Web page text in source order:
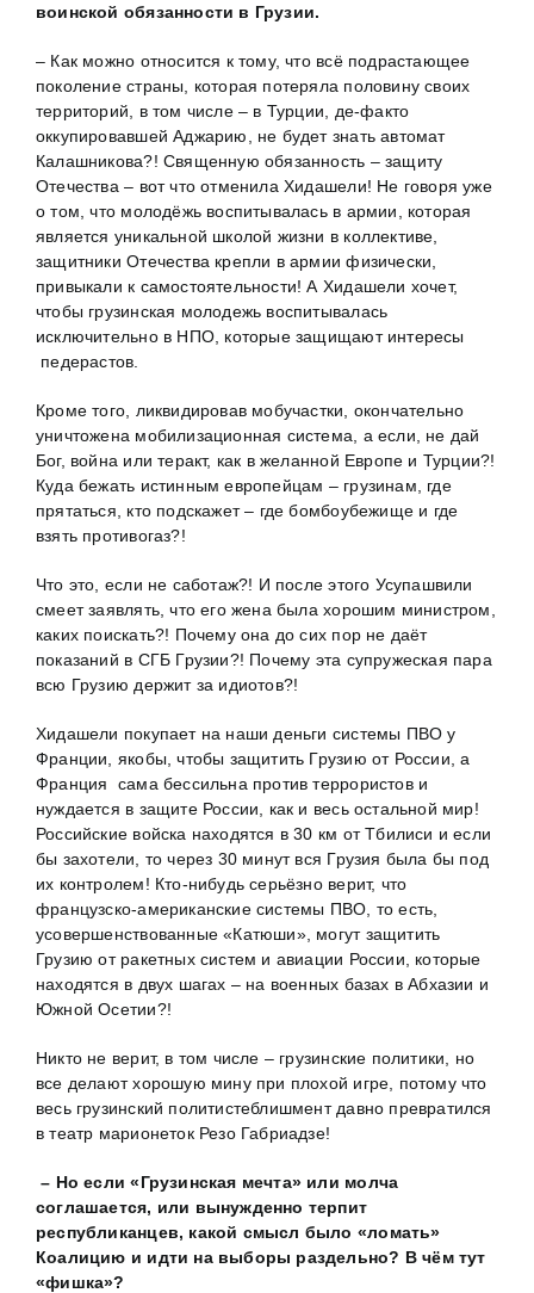
воинской обязанности в Грузии.
– Как можно относится к тому, что всё подрастающее
поколение страны, которая потеряла половину своих
территорий, в том числе – в Турции, де-факто
оккупировавшей Аджарию, не будет знать автомат
Калашникова?! Священную обязанность – защиту
Отечества – вот что отменила Хидашели! Не говоря уже
о том, что молодёжь воспитывалась в армии, которая
является уникальной школой жизни в коллективе,
защитники Отечества крепли в армии физически,
привыкали к самостоятельности! А Хидашели хочет,
чтобы грузинская молодежь воспитывалась
исключительно в НПО, которые защищают интересы
педерастов.
Кроме того, ликвидировав мобучастки, окончательно
уничтожена мобилизационная система, а если, не дай
Бог, война или теракт, как в желанной Европе и Турции?!
Куда бежать истинным европейцам – грузинам, где
прятаться, кто подскажет – где бомбоубежище и где
взять противогаз?!
Что это, если не саботаж?! И после этого Усупашвили
смеет заявлять, что его жена была хорошим министром,
каких поискать?! Почему она до сих пор не даёт
показаний в СГБ Грузии?! Почему эта супружеская пара
всю Грузию держит за идиотов?!
Хидашели покупает на наши деньги системы ПВО у
Франции, якобы, чтобы защитить Грузию от России, а
Франция сама бессильна против террористов и
нуждается в защите России, как и весь остальной мир!
Российские войска находятся в 30 км от Тбилиси и если
бы захотели, то через 30 минут вся Грузия была бы под
их контролем! Кто-нибудь серьёзно верит, что
французско-американские системы ПВО, то есть,
усовершенствованные «Катюши», могут защитить
Грузию от ракетных систем и авиации России, которые
находятся в двух шагах – на военных базах в Абхазии и
Южной Осетии?!
Никто не верит, в том числе – грузинские политики, но
все делают хорошую мину при плохой игре, потому что
весь грузинский политистеблишмент давно превратился
в театр марионеток Резо Габриадзе!
– Но если «Грузинская мечта» или молча
соглашается, или вынужденно терпит
республиканцев, какой смысл было «ломать»
Коалицию и идти на выборы раздельно? В чём тут
«фишка»?